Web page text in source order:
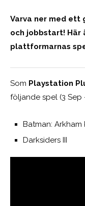
Varva ner med ett
och jobbstart! Här
plattformarnas
Som Playstation
följande spel (3 Sep
Batman: Arkham
Darksiders III